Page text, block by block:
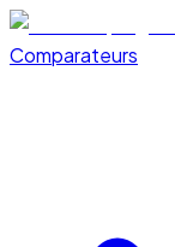
Comparateurs